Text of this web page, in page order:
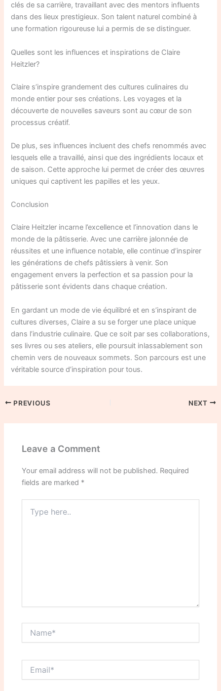
clés de sa carrière, travaillant avec des mentors influents
dans des lieux prestigieux. Son talent naturel combiné à
une formation rigoureuse lui a permis de se distinguer.
Quelles sont les influences et inspirations de Claire
Heitzler?
Claire s’inspire grandement des cultures culinaires du
monde entier pour ses créations. Les voyages et la
découverte de nouvelles saveurs sont au cœur de son
processus créatif.
De plus, ses influences incluent des chefs renommés avec
lesquels elle a travaillé, ainsi que des ingrédients locaux et
de saison. Cette approche lui permet de créer des œuvres
uniques qui captivent les papilles et les yeux.
Conclusion
Claire Heitzler incarne l’excellence et l’innovation dans le
monde de la pâtisserie. Avec une carrière jalonnée de
réussites et une influence notable, elle continue d’inspirer
les générations de chefs pâtissiers à venir. Son
engagement envers la perfection et sa passion pour la
pâtisserie sont évidents dans chaque création.
En gardant un mode de vie équilibré et en s’inspirant de
cultures diverses, Claire a su se forger une place unique
dans l’industrie culinaire. Que ce soit par ses collaborations,
ses livres ou ses ateliers, elle poursuit inlassablement son
chemin vers de nouveaux sommets. Son parcours est une
véritable source d’inspiration pour tous.
PREVIOUS NEXT
Leave a Comment
Your email address will not be published. Required
fields are marked *
here..